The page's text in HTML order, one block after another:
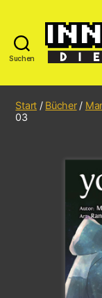
Suchen
Start / Bücher/
03